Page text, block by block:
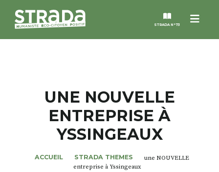
Menu
STRADA N°73
MAGAZINES
NOS THÈMES
UNE NOUVELLE
ENTREPRISE À
YSSINGEAUX
ACCUEIL STRADA THEMES
une NOUVELLE
entreprise à Yssingeaux